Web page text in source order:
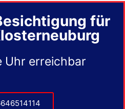
für
Uhr erreichbar